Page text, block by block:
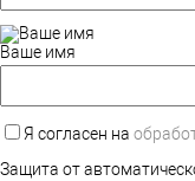
Ваше имя
Я согласен на
Защита от